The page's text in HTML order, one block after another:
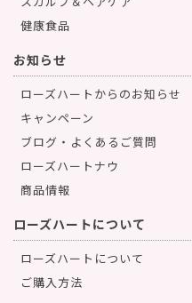
スカルプ＆ヘアケア
健康食品
お知らせ
ローズハートからのお知らせ
キャンペーン
ブログ・よくあるご質問
ローズハートナウ
商品情報
ローズハートについて
ローズハートについて
ご購入方法